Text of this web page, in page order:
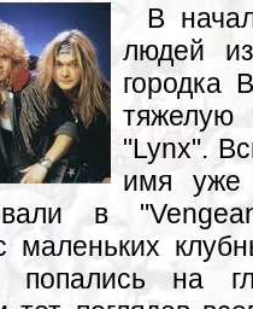
В
людей из
городка
"Lynx".
имя уже
в
маленьких
попались на